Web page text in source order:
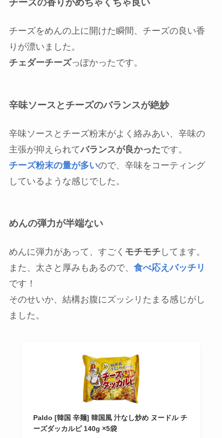
チーズの香りがめちゃくちゃ良い
チーズをめんの上に開けた瞬間、チーズの良い香
りが漂いました。
チェダーチーズっぽかったです。
辛味ソースとチーズのバランスが絶妙
辛味ソースとチーズ粉末がよく絡みあい、辛味の
主張が抑えられてバランスが良かったです。
チーズ粉末の量が多いので、辛味をコーティング
しているような感じでした。
めんの弾力が半端ない
めんに弾力があって、すごく モチモチしてます。
また、太さと厚みもあるので、 食べ応えバッチリ
です！
そのせいか、結構お腹にズッシリたまる感じがし
ました。
Paldo [韓国 辛麺] 韓国風 汁なし炒め ヌードル チ
ーズダッカルビ 140g ×5袋